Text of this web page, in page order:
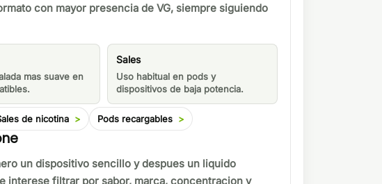
con mayor presencia de VG, siempre siguiendo
mas suave en
Sales
Uso habitual en pods y
dispositivos de baja potencia.
de nicotina Pods recargables
un dispositivo sencillo y despues un liquido
interese filtrar por sabor, marca, concentracion y